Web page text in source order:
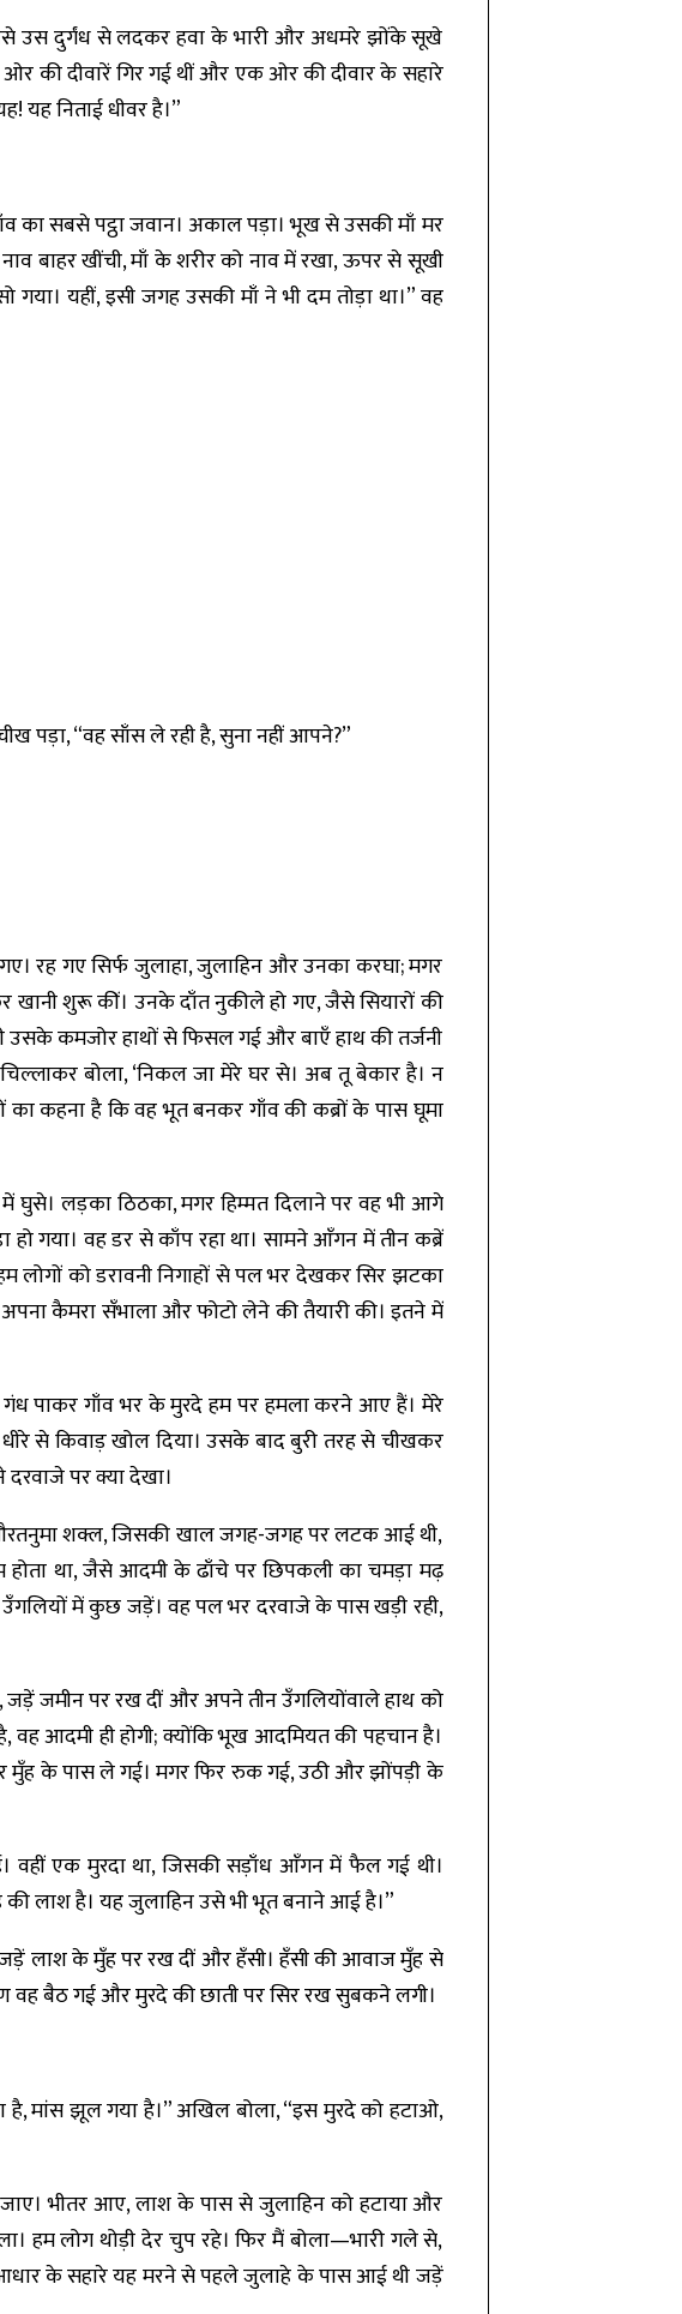
उस दुर्गंध से लदकर हवा के भारी और अधमरे झोंके सूखे
की दीवारें गिर गई थीं और एक ओर की दीवार के सहारे
यह निताई धीवर है।”
का सबसे पट्ठा जवान। अकाल पड़ा। भूख से उसकी माँ मर
बाहर खींची, माँ के शरीर को नाव में रखा, ऊपर से सूखी
यहीं, इसी जगह उसकी माँ ने भी दम तोड़ा था।” वह
पड़ा, “वह साँस ले रही है, सुना नहीं आपने?”
रह गए सिर्फ जुलाहा, जुलाहिन और उनका करघा; मगर
शुरू कीं। उनके दाँत नुकीले हो गए, जैसे सियारों की
उसके कमजोर हाथों से फिसल गई और बाएँ हाथ की तर्जनी
बोला, ‘निकल जा मेरे घर से। अब तू बेकार है। न
कहना है कि वह भूत बनकर गाँव की कब्रों के पास घूमा
लड़का ठिठका, मगर हिम्मत दिलाने पर वह भी आगे
गया। वह डर से काँप रहा था। सामने आँगन में तीन कब्रें
को डरावनी निगाहों से पल भर देखकर सिर झटका
कैमरा सँभाला और फोटो लेने की तैयारी की। इतने में
गंध पाकर गाँव भर के मुरदे हम पर हमला करने आए हैं। मेरे
से किवाड़ खोल दिया। उसके बाद बुरी तरह से चीखकर
पर क्या देखा।
औरतनुमा शक्ल, जिसकी खाल जगह-जगह पर लटक आई थी,
था, जैसे आदमी के ढाँचे पर छिपकली का चमड़ा मढ़
में कुछ जड़ें। वह पल भर दरवाजे के पास खड़ी रही,
जमीन पर रख दीं और अपने तीन उँगलियोंवाले हाथ को
आदमी ही होगी; क्योंकि भूख आदमियत की पहचान है।
के पास ले गई। मगर फिर रुक गई, उठी और झोंपड़ी के
एक मुरदा था, जिसकी सड़ाँध आँगन में फैल गई थी।
लाश है। यह जुलाहिन उसे भी भूत बनाने आई है।”
लाश के मुँह पर रख दीं और हँसी। हँसी की आवाज मुँह से
वह बैठ गई और मुरदे की छाती पर सिर रख सुबकने लगी।
है, मांस झूल गया है।” अखिल बोला, “इस मुरदे को हटाओ,
भीतर आए, लाश के पास से जुलाहिन को हटाया और
हम लोग थोड़ी देर चुप रहे। फिर मैं बोला—भारी गले से,
के सहारे यह मरने से पहले जुलाहे के पास आई थी जड़ें